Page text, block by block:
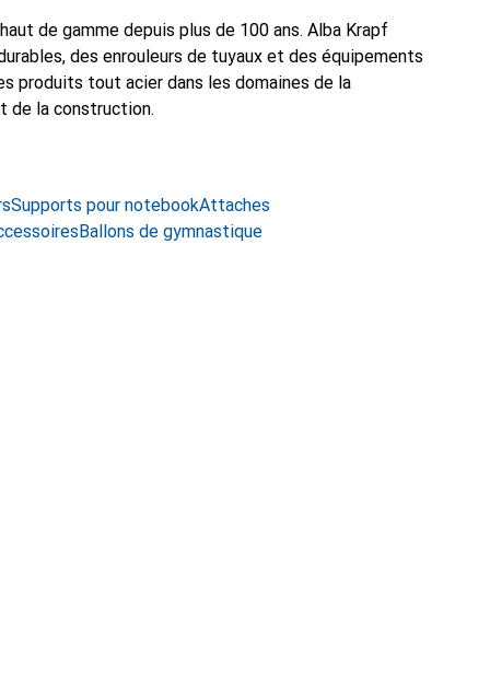
de gamme depuis plus de 100 ans. Alba Krapf
des enrouleurs de tuyaux et des équipements
produits tout acier dans les domaines de la
de la construction.
Supports pour notebookAttaches
Ballons de gymnastique